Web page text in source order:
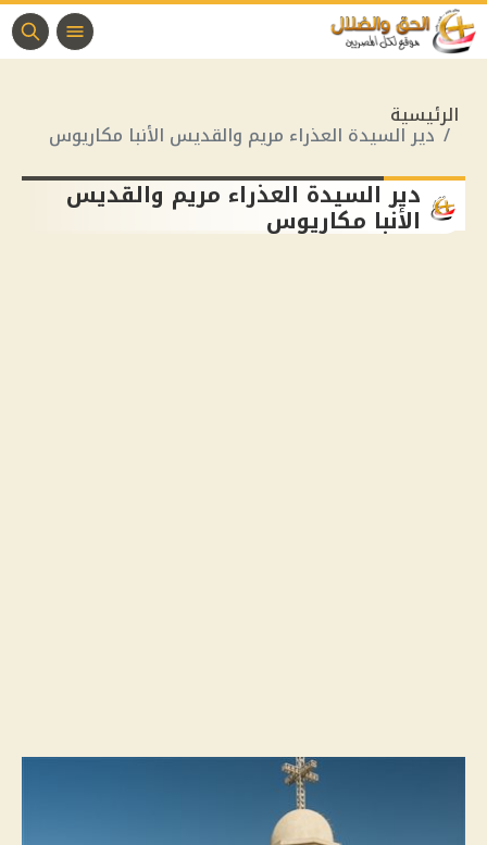
الرئيسية
دير السيدة العذراء مريم والقديس الأنبا مكاريوس
دير السيدة العذراء مريم والقديس
الأنبا مكاريوس